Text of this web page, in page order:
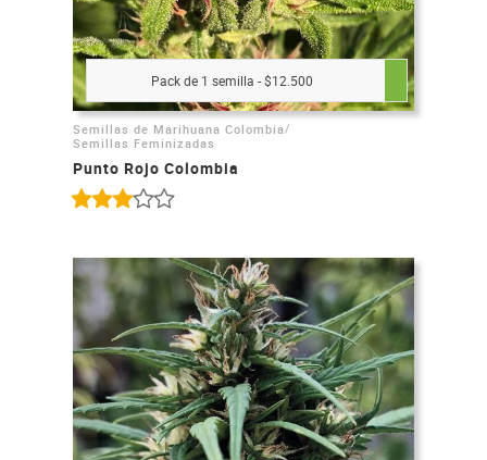
Pack de 1 semilla - $12.500
Semillas de Marihuana Colombia/
Semillas Feminizadas
Punto Rojo Colombia